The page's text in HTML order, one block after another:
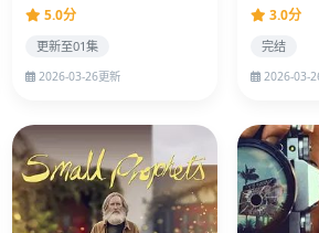
5.0分
更新至01集
2026-03-26更新
3.0分
完结
2026-03-